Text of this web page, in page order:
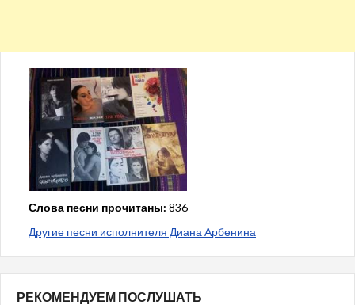
Слова песни прочитаны: 836
Другие песни исполнителя Диана Арбенина
РЕКОМЕНДУЕМ ПОСЛУШАТЬ